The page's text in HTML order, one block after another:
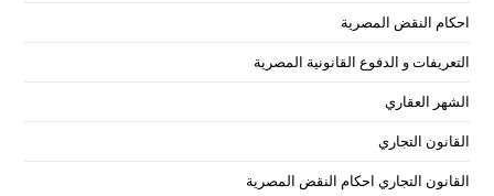
احكام النقض المصرية
التعريفات و الدفوع القانونية المصرية
الشهر العقاري
القانون التجاري
القانون التجاري احكام النقض المصرية